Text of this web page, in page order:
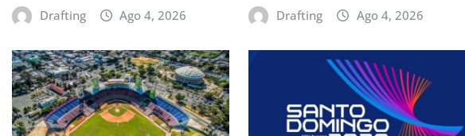
Drafting Ago 4, 2026 Drafting Ago 4, 2026